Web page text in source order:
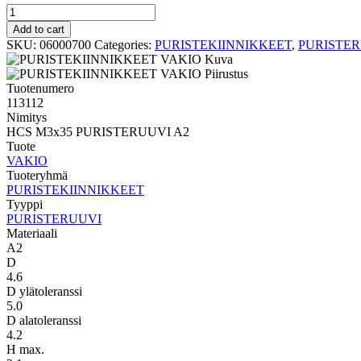
PURISTERUUVI
VAKIO
HCS
M3x35
PURISTERUUVI
A2
quantity
Add to cart
SKU: 06000700 Categories: PURISTEKIINNIKKEET,
Tuotenumero
113112
Nimitys
HCS M3x35 PURISTERUUVI A2
Tuote
VAKIO
Tuoteryhmä
PURISTEKIINNIKKEET
Tyyppi
PURISTERUUVI
Materiaali
A2
D
4.6
D ylätoleranssi
5.0
D alatoleranssi
4.2
H max.